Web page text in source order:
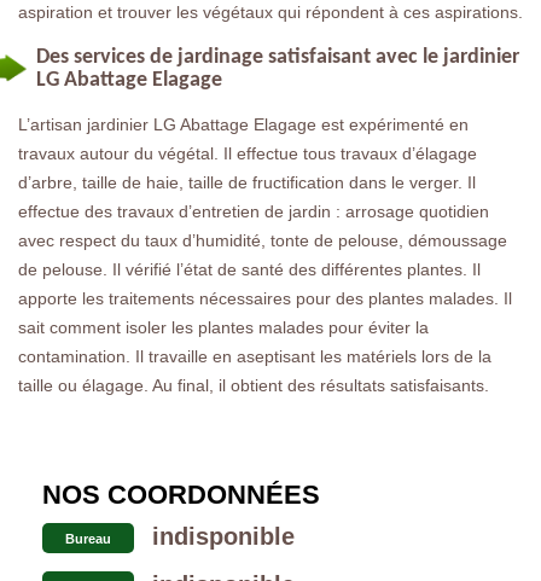
aspiration et trouver les végétaux qui répondent à ces aspirations.
Des services de jardinage satisfaisant avec le jardinier
LG Abattage Elagage
L’artisan jardinier LG Abattage Elagage est expérimenté en
travaux autour du végétal. Il effectue tous travaux d’élagage
d’arbre, taille de haie, taille de fructification dans le verger. Il
effectue des travaux d’entretien de jardin : arrosage quotidien
avec respect du taux d’humidité, tonte de pelouse, démoussage
de pelouse. Il vérifié l’état de santé des différentes plantes. Il
apporte les traitements nécessaires pour des plantes malades. Il
sait comment isoler les plantes malades pour éviter la
contamination. Il travaille en aseptisant les matériels lors de la
taille ou élagage. Au final, il obtient des résultats satisfaisants.
NOS COORDONNÉES
Bureau indisponible